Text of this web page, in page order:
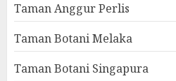
Taman Anggur Perlis
Taman Botani Melaka
Taman Botani Singapura